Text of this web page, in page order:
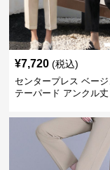
¥7,720 (税込)
センタープレス ベー
テーパード アンクル丈